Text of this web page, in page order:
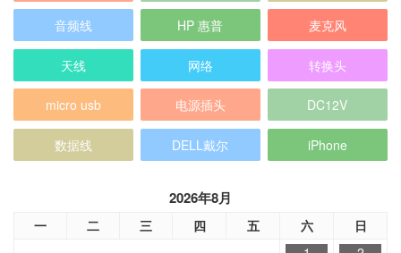
音频线 HP 惠普 麦克风
天线 网络 转换头
micro usb 电源插头 DC12V
数据线 DELL戴尔 iPhone
四
1
2